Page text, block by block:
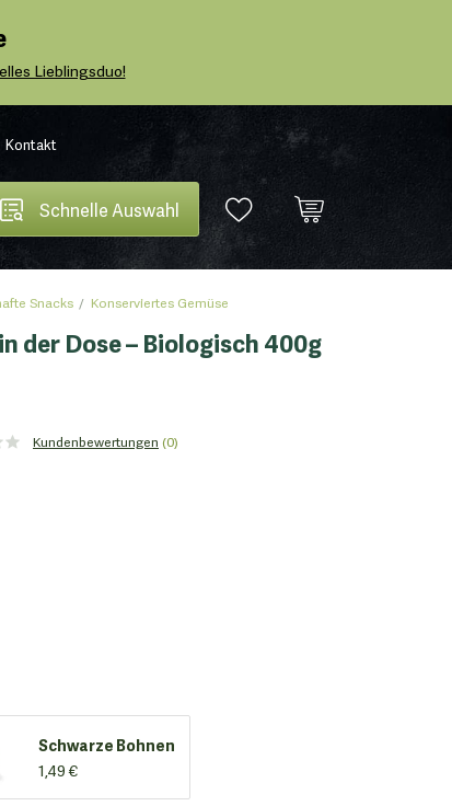
Lieblingsduo!
Kontakt
Schnelle Auswahl
Snacks Konserviertes Gemüse
der Dose – Biologisch 400g
Kundenbewertungen (0)
Schwarze Bohnen
1,49 €